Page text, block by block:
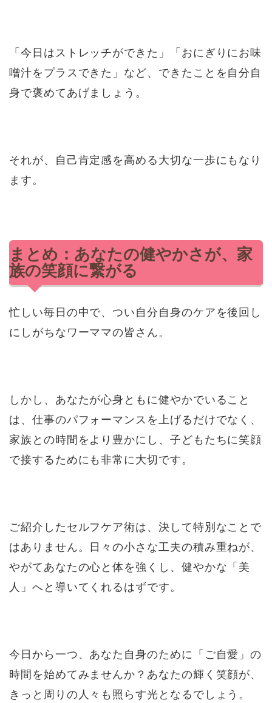
「今日はストレッチができた」「おにぎりにお味
噌汁をプラスできた」など、できたことを自分自
身で褒めてあげましょう。
それが、自己肯定感を高める大切な一歩にもなり
ます。
まとめ：あなたの健やかさが、家
族の笑顔に繋がる
忙しい毎日の中で、つい自分自身のケアを後回し
にしがちなワーママの皆さん。
しかし、あなたが心身ともに健やかでいること
は、仕事のパフォーマンスを上げるだけでなく、
家族との時間をより豊かにし、子どもたちに笑顔
で接するためにも非常に大切です。
ご紹介したセルフケア術は、決して特別なことで
はありません。日々の小さな工夫の積み重ねが、
やがてあなたの心と体を強くし、健やかな「美
人」へと導いてくれるはずです。
今日から一つ、あなた自身のために「ご自愛」の
時間を始めてみませんか？あなたの輝く笑顔が、
きっと周りの人々も照らす光となるでしょう。